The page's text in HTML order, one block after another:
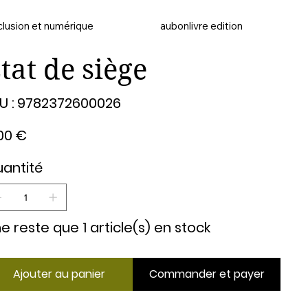
et numérique aubonlivre edition
de siège
: 9782372600026
9782372600026
€
reste que 1 article(s) en stock
Ajouter au panier Commander et payer